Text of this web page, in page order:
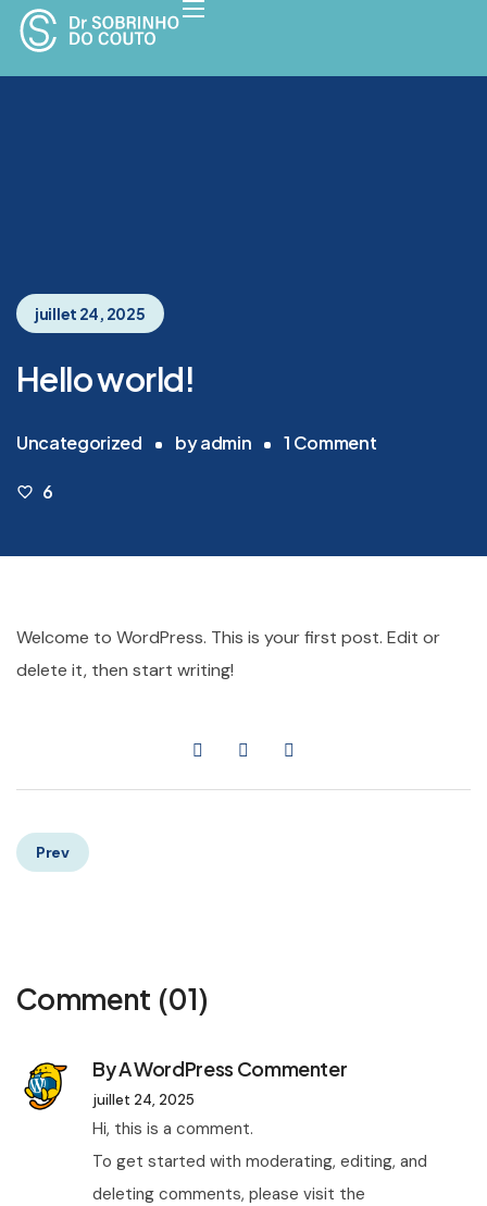
juillet 24, 2025
Hello world!
Uncategorized byadmin 1 Comment
6
Welcome to WordPress. This is your first post. Edit or
delete it, then start writing!
Prev
Comment (01)
ByA WordPress Commenter
juillet 24, 2025
Hi, this is a comment.
To get started with moderating, editing, and
deleting comments, please visit the